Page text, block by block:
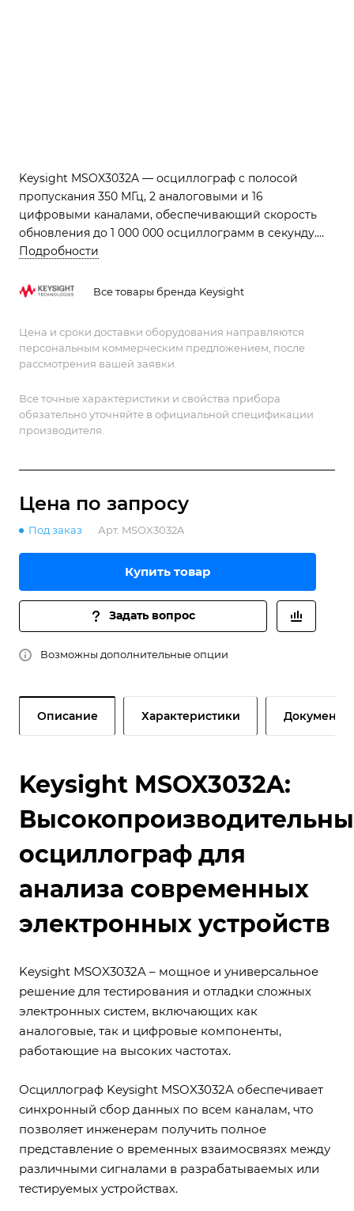
Keysight MSOX3032A — осциллограф с полосой
пропускания 350 МГц, 2 аналоговыми и 16
цифровыми каналами, обеспечивающий скорость
обновления до 1 000 000 осциллограмм в секунду.
Благодаря расширенным функциям анализа,
производительности, этот прибор станет
работающих в сферах разработки электроники,
тестирования, научных исследований и образования.
Подробности
Все товары бренда Keysight
Цена и сроки доставки оборудования направляются
персональным коммерческим предложением, после
рассмотрения вашей заявки.
Все точные характеристики и свойства прибора
обязательно уточняйте в официальной спецификации
производителя.
Цена по запросу
Под заказ Арт. MSOX3032A
Купить товар
Задать вопрос
Возможны дополнительные опции
Описание Характеристики Документы
Keysight MSOX3032A:
осциллограф для
анализа современных
электронных устройств
Keysight MSOX3032A – мощное и универсальное
решение для тестирования и отладки сложных
электронных систем, включающих как
аналоговые, так и цифровые компоненты,
работающие на высоких частотах.
Осциллограф Keysight MSOX3032A обеспечивает
синхронный сбор данных по всем каналам, что
позволяет инженерам получить полное
представление о временных взаимосвязях между
различными сигналами в разрабатываемых или
тестируемых устройствах.